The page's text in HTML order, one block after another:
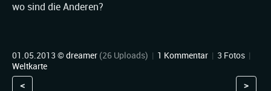
wo sind die Anderen?
01.05.2013 ©dreamer (26 Uploads) | 1 Kommentar | 3 Fotos |
Weltkarte
< >